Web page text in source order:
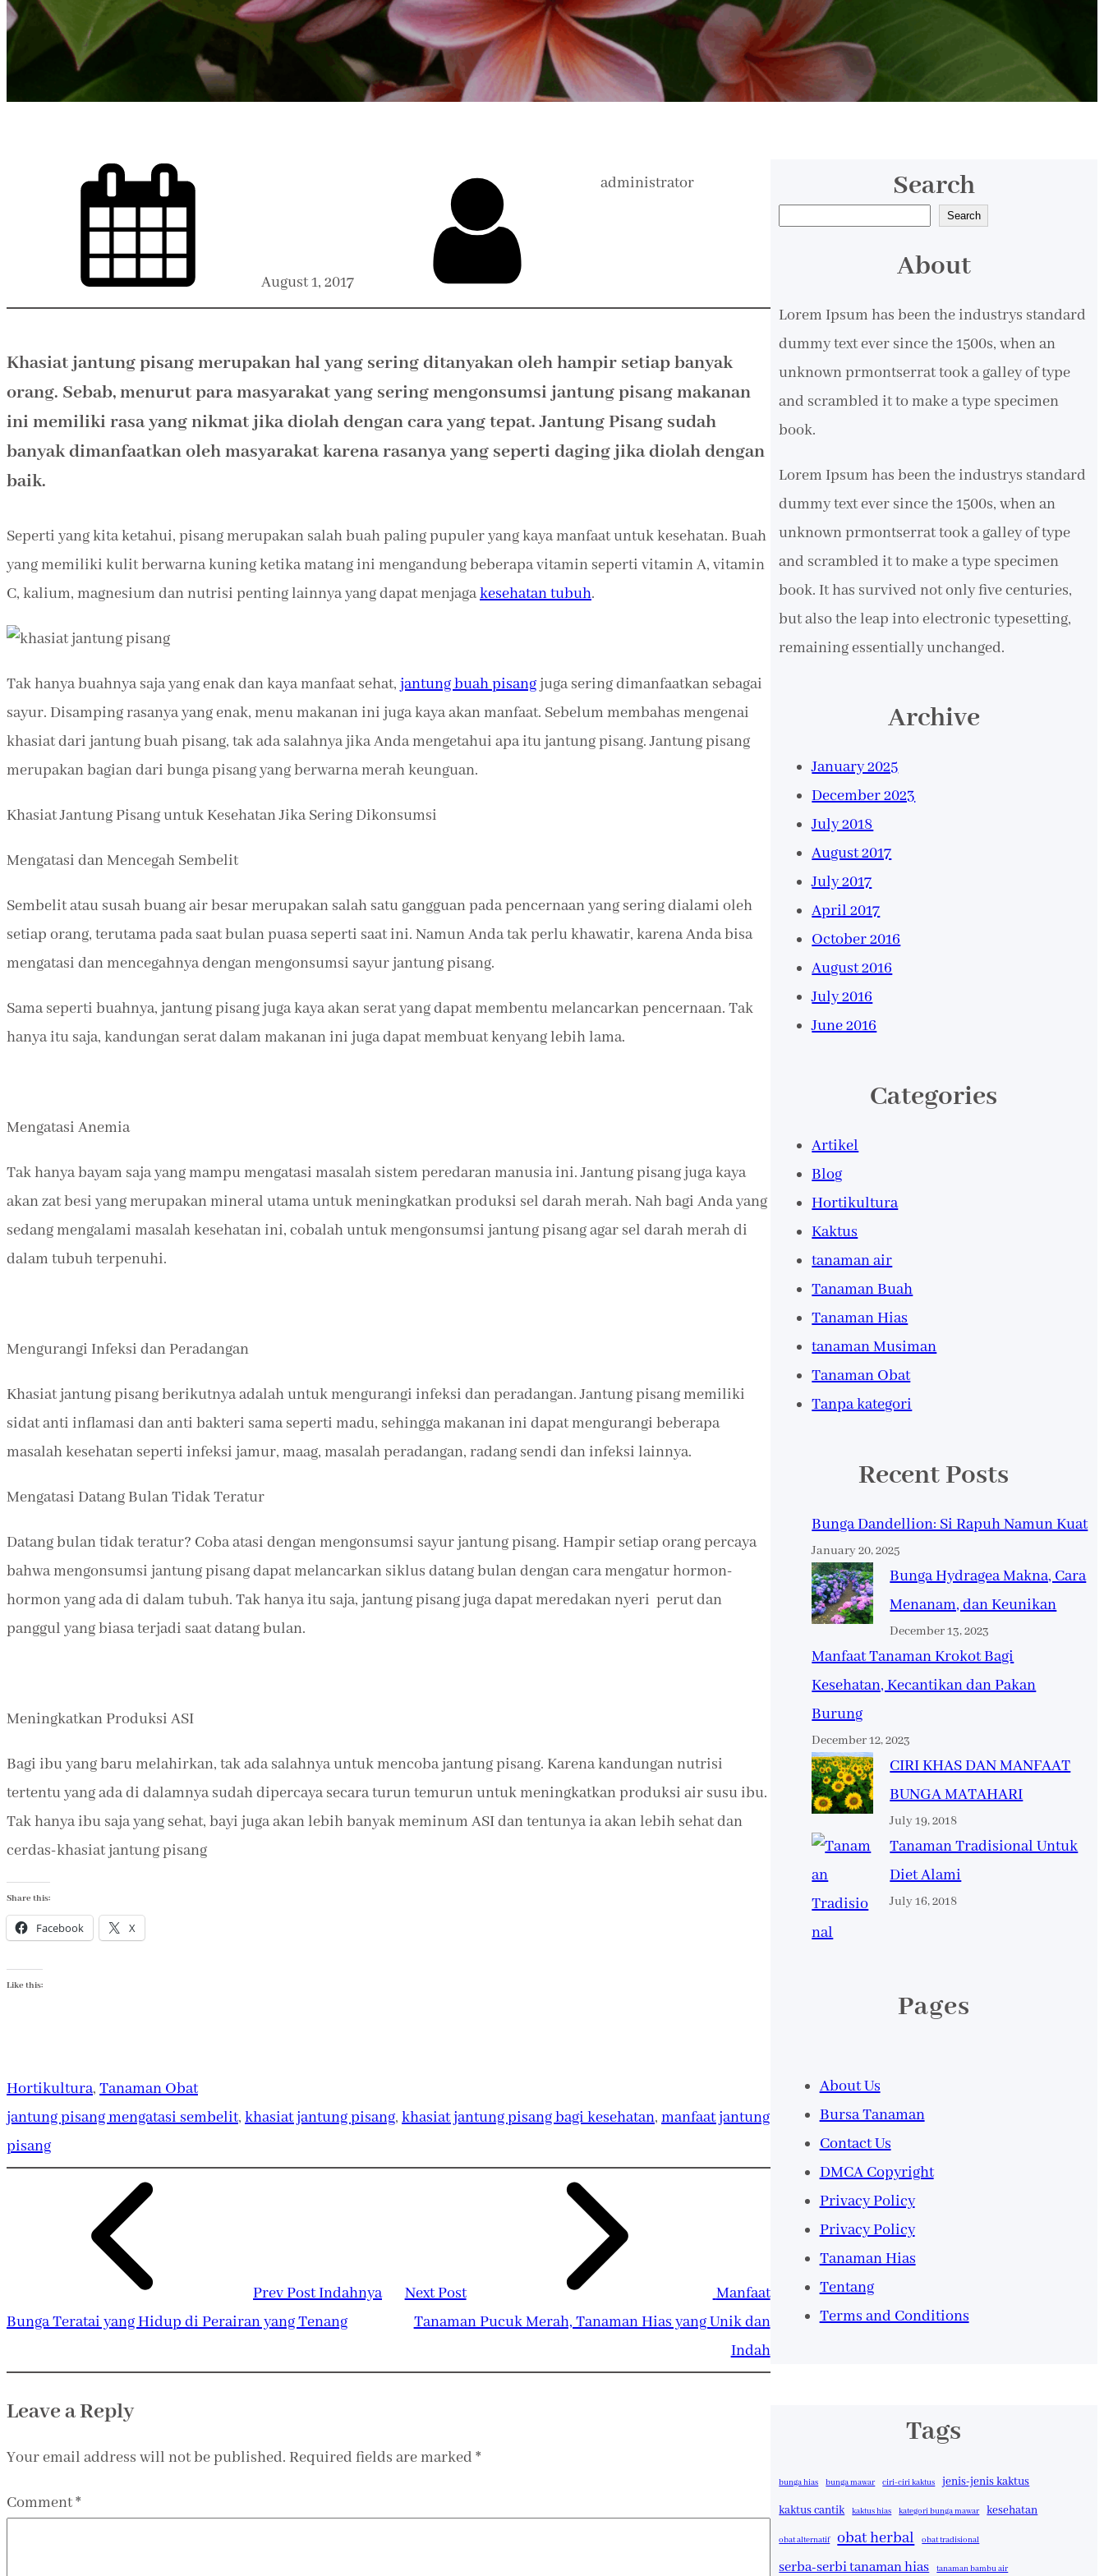
August 1, 2017
administrator
Khasiat jantung pisang merupakan hal yang sering ditanyakan oleh hampir setiap banyak
orang. Sebab, menurut para masyarakat yang sering mengonsumsi jantung pisang makanan
ini memiliki rasa yang nikmat jika diolah dengan cara yang tepat. Jantung Pisang sudah
banyak dimanfaatkan oleh masyarakat karena rasanya yang seperti daging jika diolah dengan
baik.
Seperti yang kita ketahui, pisang merupakan salah buah paling pupuler yang kaya manfaat untuk kesehatan. Buah
yang memiliki kulit berwarna kuning ketika matang ini mengandung beberapa vitamin seperti vitamin A, vitamin
C, kalium, magnesium dan nutrisi penting lainnya yang dapat menjagakesehatan tubuh.
Tak hanya buahnya saja yang enak dan kaya manfaat sehat, jantung buah pisangjuga sering dimanfaatkan sebagai
sayur. Disamping rasanya yang enak, menu makanan ini juga kaya akan manfaat. Sebelum membahas mengenai
khasiat dari jantung buah pisang, tak ada salahnya jika Anda mengetahui apa itu jantung pisang. Jantung pisang
merupakan bagian dari bunga pisang yang berwarna merah keunguan.
Khasiat Jantung Pisang untuk Kesehatan Jika Sering Dikonsumsi
Mengatasi dan Mencegah Sembelit
Sembelit atau susah buang air besar merupakan salah satu gangguan pada pencernaan yang sering dialami oleh
setiap orang, terutama pada saat bulan puasa seperti saat ini. Namun Anda tak perlu khawatir, karena Anda bisa
mengatasi dan mencegahnya dengan mengonsumsi sayur jantung pisang.
Sama seperti buahnya, jantung pisang juga kaya akan serat yang dapat membentu melancarkan pencernaan. Tak
hanya itu saja, kandungan serat dalam makanan ini juga dapat membuat kenyang lebih lama.
Mengatasi Anemia
Tak hanya bayam saja yang mampu mengatasi masalah sistem peredaran manusia ini. Jantung pisang juga kaya
akan zat besi yang merupakan mineral utama untuk meningkatkan produksi sel darah merah. Nah bagi Anda yang
sedang mengalami masalah kesehatan ini, cobalah untuk mengonsumsi jantung pisang agar sel darah merah di
dalam tubuh terpenuhi.
Mengurangi Infeksi dan Peradangan
Khasiat jantung pisang berikutnya adalah untuk mengurangi infeksi dan peradangan. Jantung pisang memiliki
sidat anti inflamasi dan anti bakteri sama seperti madu, sehingga makanan ini dapat mengurangi beberapa
masalah kesehatan seperti infeksi jamur, maag, masalah peradangan, radang sendi dan infeksi lainnya.
Mengatasi Datang Bulan Tidak Teratur
Datang bulan tidak teratur? Coba atasi dengan mengonsumsi sayur jantung pisang. Hampir setiap orang percaya
bahwa mengonsumsi jantung pisang dapat melancarkan siklus datang bulan dengan cara mengatur hormon-
hormon yang ada di dalam tubuh. Tak hanya itu saja, jantung pisang juga dapat meredakan nyeri perut dan
panggul yang biasa terjadi saat datang bulan.
Meningkatkan Produksi ASI
Bagi ibu yang baru melahirkan, tak ada salahnya untuk mencoba jantung pisang. Karena kandungan nutrisi
tertentu yang ada di dalamnya sudah dipercaya secara turun temurun untuk meningkatkan produksi air susu ibu.
Tak hanya ibu saja yang sehat, bayi juga akan lebih banyak meminum ASI dan tentunya ia akan lebih sehat dan
cerdas-khasiat jantung pisang
Share this:
Facebook X
Like this:
Hortikultura, Tanaman Obat
jantung pisang mengatasi sembelit, khasiat jantung pisang, khasiat jantung pisang bagi kesehatan, manfaat jantung
pisang
Prev PostIndahnya
Bunga Teratai yang Hidup di Perairan yang Tenang
Next Post
Manfaat
Tanaman Pucuk Merah, Tanaman Hias yang Unik dan
Indah
Leave a Reply
Your email address will not be published. Required fields are marked *
Comment*
Search
c
Search
About
Lorem Ipsum has been the industrys standard
dummy text ever since the 1500s, when an
unknown prmontserrat took a galley of type
and scrambled it to make a type specimen
book.
Lorem Ipsum has been the industrys standard
dummy text ever since the 1500s, when an
unknown prmontserrat took a galley of type
and scrambled it to make a type specimen
book. It has survived not only five centuries,
but also the leap into electronic typesetting,
remaining essentially unchanged.
Archive
January 2025
December 2023
July 2018
August 2017
July 2017
April 2017
October 2016
August 2016
July 2016
June 2016
Categories
Artikel
Blog
Hortikultura
Kaktus
tanaman air
Tanaman Buah
Tanaman Hias
tanaman Musiman
Tanaman Obat
Tanpa kategori
Recent Posts
Bunga Dandellion: Si Rapuh Namun Kuat
January 20, 2025
Bunga Hydragea Makna, Cara
Menanam, dan Keunikan
December 13, 2023
Manfaat Tanaman Krokot Bagi
Kesehatan, Kecantikan dan Pakan
Burung
December 12, 2023
CIRI KHAS DAN MANFAAT
BUNGA MATAHARI
July 19, 2018
Tanaman Tradisional Untuk
Diet Alami
July 16, 2018
Pages
About Us
Bursa Tanaman
Contact Us
DMCA Copyright
Privacy Policy
Privacy Policy
Tanaman Hias
Tentang
Terms and Conditions
Tags
bunga hias bunga mawar ciri-ciri kaktus jenis-jenis kaktus
kaktus cantik kaktus hias kategori bunga mawar kesehatan
obat alternatif obat herbal obat tradisional
serba-serbi tanaman hias tanaman bambu air